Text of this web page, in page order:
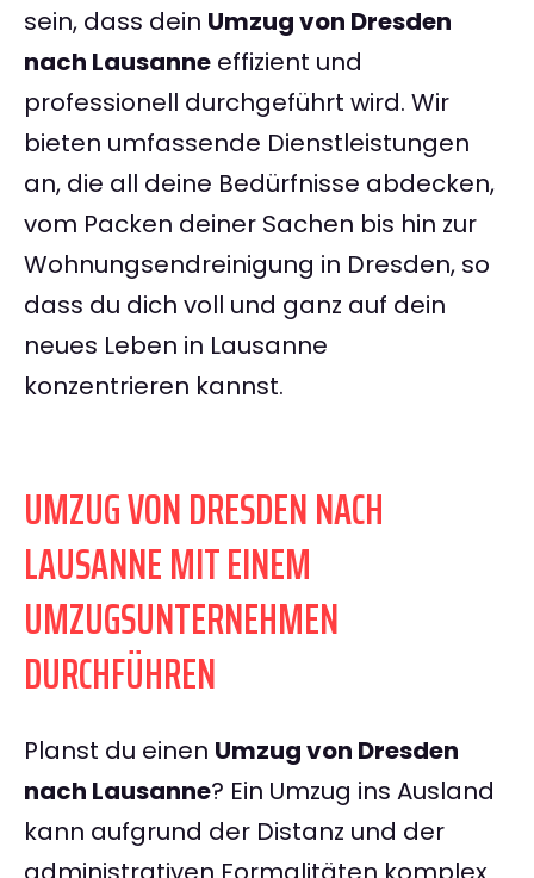
sein, dass dein Umzug von Dresden
nach Lausanne effizient und
professionell durchgeführt wird. Wir
bieten umfassende Dienstleistungen
an, die all deine Bedürfnisse abdecken,
vom Packen deiner Sachen bis hin zur
Wohnungsendreinigung in Dresden, so
dass du dich voll und ganz auf dein
neues Leben in Lausanne
konzentrieren kannst.
UMZUG VON DRESDEN NACH
LAUSANNE MIT EINEM
UMZUGSUNTERNEHMEN
DURCHFÜHREN
Planst du einen Umzug von Dresden
nach Lausanne? Ein Umzug ins Ausland
kann aufgrund der Distanz und der